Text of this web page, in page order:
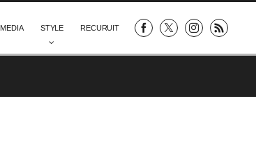
MEDIA STYLE RECURUIT